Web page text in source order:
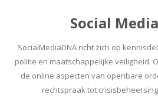
Social
SocialMediaDNA richt zich op
politie en maatschappelijke veiligheid.
de online aspecten van openbare
rechtspraak tot